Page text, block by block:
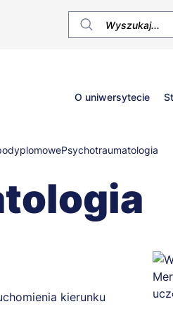
menu
O uniwersytecie
Psychotraumatologia
kierunku